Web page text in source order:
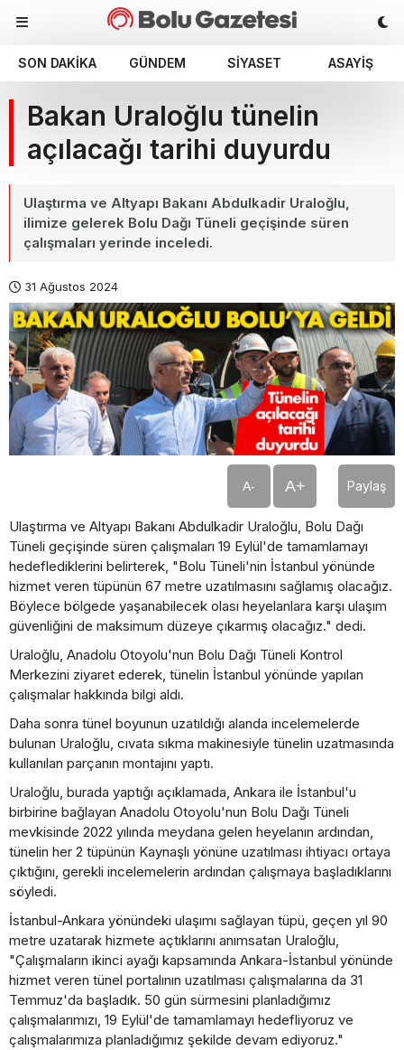
SON DAKIKA GÜNDEM SIYASET ASAYIŞ
Bakan Uraloğlu tünelin
açılacağı tarihi duyurdu
Ulaştırma ve Altyapı Bakanı Abdulkadir Uraloğlu,
ilimize gelerek Bolu Dağı Tüneli geçişinde süren
çalışmaları yerinde inceledi.
31 Ağustos 2024
A- A+ Paylaş
Ulaştırma ve Altyapı Bakanı Abdulkadir Uraloğlu, Bolu Dağı
Tüneli geçişinde süren çalışmaları 19 Eylül'de tamamlamayı
hedeflediklerini belirterek, "Bolu Tüneli'nin İstanbul yönünde
hizmet veren tüpünün 67 metre uzatılmasını sağlamış olacağız.
Böylece bölgede yaşanabilecek olası heyelanlara karşı ulaşım
güvenliğini de maksimum düzeye çıkarmış olacağız." dedi.
Uraloğlu, Anadolu Otoyolu'nun Bolu Dağı Tüneli Kontrol
Merkezini ziyaret ederek, tünelin İstanbul yönünde yapılan
çalışmalar hakkında bilgi aldı.
Daha sonra tünel boyunun uzatıldığı alanda incelemelerde
bulunan Uraloğlu, cıvata sıkma makinesiyle tünelin uzatmasında
kullanılan parçanın montajını yaptı.
Uraloğlu, burada yaptığı açıklamada, Ankara ile İstanbul'u
birbirine bağlayan Anadolu Otoyolu'nun Bolu Dağı Tüneli
mevkisinde 2022 yılında meydana gelen heyelanın ardından,
tünelin her 2 tüpünün Kaynaşlı yönüne uzatılması ihtiyacı ortaya
çıktığını, gerekli incelemelerin ardından çalışmaya başladıklarını
söyledi.
İstanbul-Ankara yönündeki ulaşımı sağlayan tüpü, geçen yıl 90
metre uzatarak hizmete açtıklarını anımsatan Uraloğlu,
"Çalışmaların ikinci ayağı kapsamında Ankara-İstanbul yönünde
hizmet veren tünel portalının uzatılması çalışmalarına da 31
Temmuz'da başladık. 50 gün sürmesini planladığımız
çalışmalarımızı, 19 Eylül'de tamamlamayı hedefliyoruz ve
çalışmalarımıza planladığımız şekilde devam ediyoruz."